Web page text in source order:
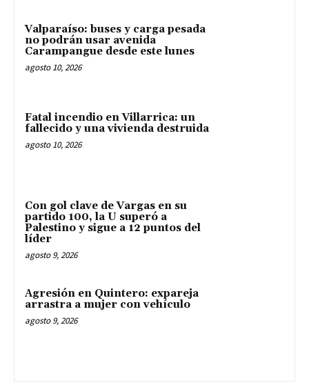
Valparaíso: buses y carga pesada
no podrán usar avenida
Carampangue desde este lunes
agosto 10, 2026
Fatal incendio en Villarrica: un
fallecido y una vivienda destruida
agosto 10, 2026
Con gol clave de Vargas en su
partido 100, la U superó a
Palestino y sigue a 12 puntos del
líder
agosto 9, 2026
Agresión en Quintero: expareja
arrastra a mujer con vehículo
agosto 9, 2026